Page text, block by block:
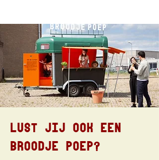
Lust jij ook een
Broodje POep?